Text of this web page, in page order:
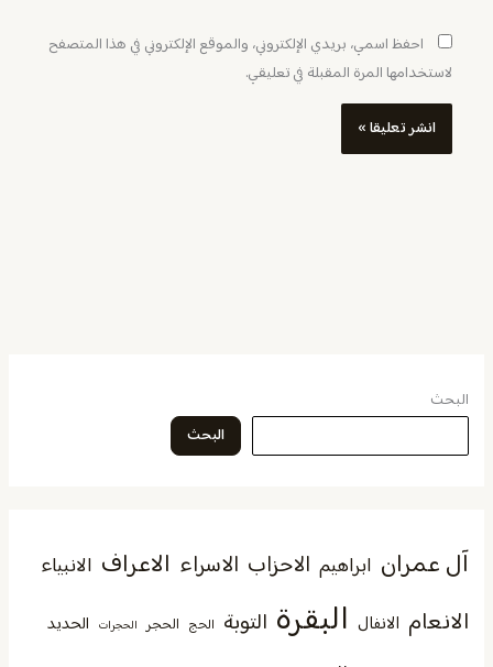
احفظ اسمي، بريدي الإلكتروني، والموقع الإلكتروني في هذا المتصفح
لاستخدامها المرة المقبلة في تعليقي.
البحث
البحث
آل عمران ابراهيم الاحزاب الاسراء الاعراف الانبياء
الانعام الانفال البقرة التوبة الحج الحجر الحجرات الحديد